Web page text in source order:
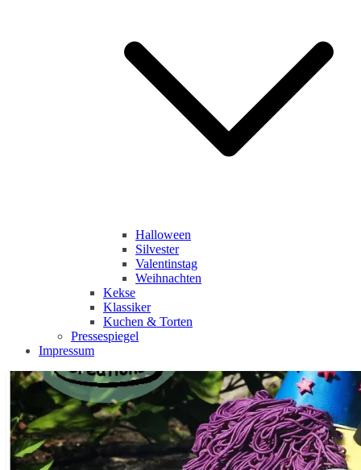
Halloween
Silvester
Valentinstag
Weihnachten
Kekse
Klassiker
Kuchen & Torten
Pressespiegel
Impressum